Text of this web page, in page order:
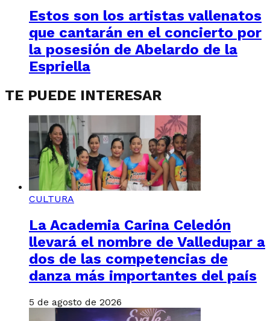
Estos son los artistas vallenatos
que cantarán en el concierto por
la posesión de Abelardo de la
Espriella
TE PUEDE INTERESAR
CULTURA
La Academia Carina Celedón
llevará el nombre de Valledupar a
dos de las competencias de
danza más importantes del país
5 de agosto de 2026